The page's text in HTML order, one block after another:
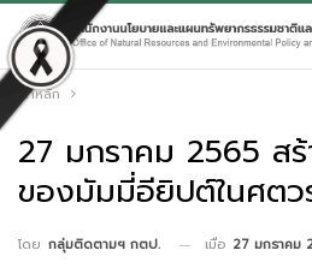
หน้าหลัก
27 มกราคม 2565 ส
ของมัมมี่อียิปต์ในศตว
โดย กลุ่มติดตามฯ กตป. เมื่อ 27 มกราคม